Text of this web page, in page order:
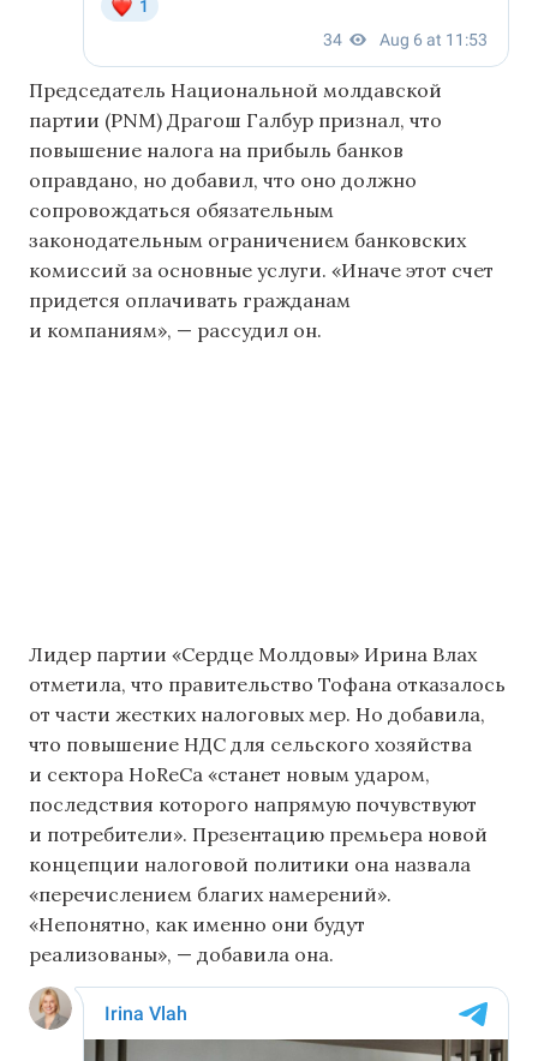
Председатель Национальной молдавской
партии (PNM) Драгош Галбур признал, что
повышение налога на прибыль банков
оправдано, но добавил, что оно должно
сопровождаться обязательным
законодательным ограничением банковских
комиссий за основные услуги. «Иначе этот счет
придется оплачивать гражданам
и компаниям», — рассудил он.
Лидер партии «Сердце Молдовы» Ирина Влах
отметила, что правительство Тофана отказалось
от части жестких налоговых мер. Но добавила,
что повышение НДС для сельского хозяйства
и сектора HoReCa «станет новым ударом,
последствия которого напрямую почувствуют
и потребители». Презентацию премьера новой
концепции налоговой политики она назвала
«перечислением благих намерений».
«Непонятно, как именно они будут
реализованы», — добавила она.